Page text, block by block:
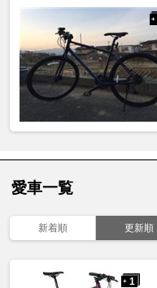
+
愛車一覧
新着順 更新順
+ 1